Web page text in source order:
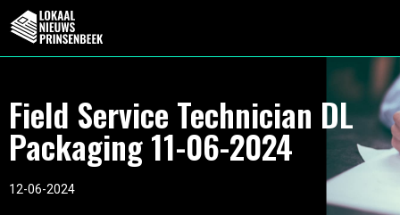
Field Service Technician DL
Packaging 11-06-2024
12-06-2024